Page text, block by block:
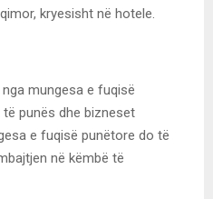
kryesisht në hotele.
mungesa e fuqisë
punës dhe bizneset
e fuqisë punëtore do të
në këmbë të